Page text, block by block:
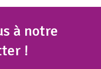
à notre
!